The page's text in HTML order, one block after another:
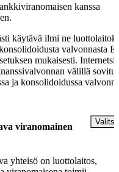
kanssa
käytävä ilmi ne
valvonnasta
mukaisesti.
välillä sovitut
ja konsolidoidussa
viranomainen
yhteisö on luottolaitos,